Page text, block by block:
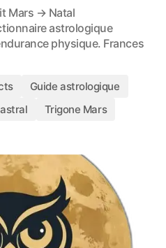
Mars → Natal
astrologique
physique. Frances
Guide astrologique
Trigone Mars